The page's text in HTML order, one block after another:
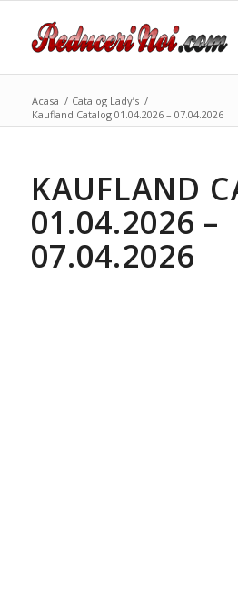
Acasa / Catalog Lady’s /
Kaufland Catalog 01.04.2026 – 07.04.2026
KAUFLAND
01.04.2026 –
07.04.2026